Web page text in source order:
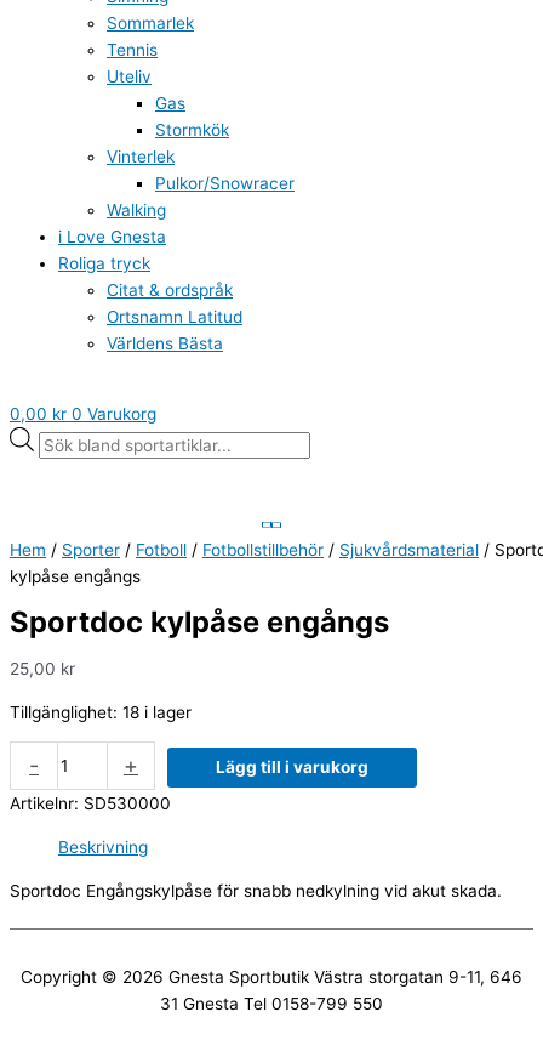
Sommarlek
Tennis
Uteliv
Gas
Stormkök
Vinterlek
Pulkor/Snowracer
Walking
i Love Gnesta
Roliga tryck
Citat & ordspråk
Ortsnamn Latitud
Världens Bästa
0,00 kr 0 Varukorg
Hem / Sporter / Fotboll / Fotbollstillbehör / Sjukvårdsmaterial /
kylpåse engångs
Sportdoc kylpåse engångs
25,00 kr
Tillgänglighet: 18 i lager
- +
Lägg till i varukorg
Artikelnr: SD530000
Beskrivning
Sportdoc Engångskylpåse för snabb nedkylning vid akut skada.
Copyright © 2026 Gnesta Sportbutik Västra storgatan 9-11, 646
31 Gnesta Tel 0158-799 550